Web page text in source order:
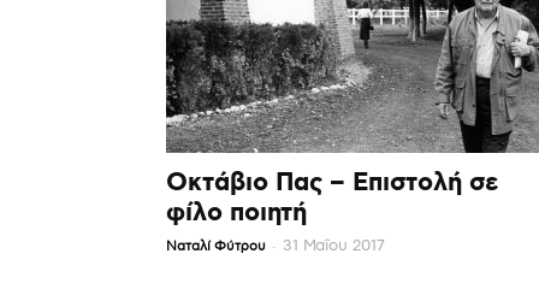
Οκτάβιο Πας – Επιστολή σε
φίλο ποιητή
Ναταλί Φύτρου - 31 Μαΐου 2017